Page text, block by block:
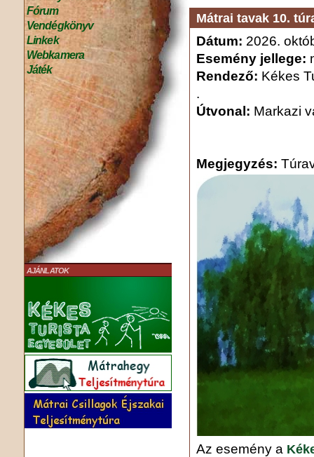
Fórum
Vendégkönyv
Linkek
Webkamera
Játék
AJÁNLATOK
Mátrai tavak 10.
Dátum: 2026.
Esemény jellege:
Rendező: Kékes
.
Útvonal: Markazi
Megjegyzés:
Az esemény a